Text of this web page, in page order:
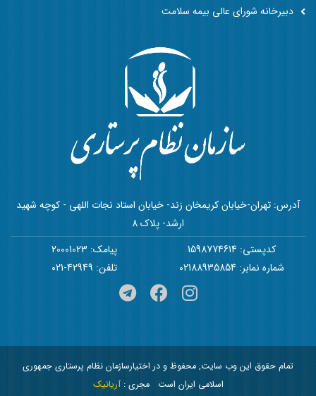
آدرس: تهران-خیابان کریمخان زند- خیابان استاد نجات اللهی - کوچه شهید
ارشد- پلاک 8
کدپستی: 1598774614
پیامک: 20001023
شماره نمابر: 02188935854
تلفن: 42949-021
دبیرخانه شورای عالی بیمه سلامت
تمام حقوق این وب سایت, محفوظ و در اختیارسازمان نظام پرستاری جمهوری
اسلامی ایران است
مجری :آریانیک